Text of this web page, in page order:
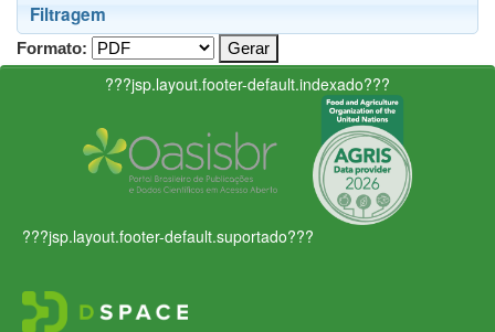
Filtragem
Formato:
???jsp.layout.footer-default.indexado???
???jsp.layout.footer-default.suportado???